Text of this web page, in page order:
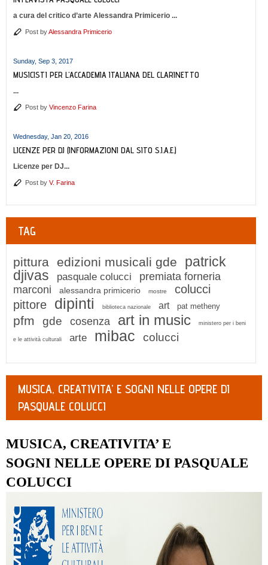
a cura del critico d’arte Alessandra Primicerio ...
Post byAlessandra Primicerio
Sunday, Sep 3, 2017
MUSICISTI PER L'ACCADEMIA ITALIANA DEL CLARINETTO
...
Post by Vincenzo Farina
Wednesday, Jan 20, 2016
LICENZE PER DJ (INFORMAZIONI DAL SITO S.I.A.E.)
Licenze per DJ...
Post by V. Farina
TAG
pittura edizioni musicali gde
patrick
djivas
pasquale colucci
premiata forneria
marconi
alessandra primicerio mostre
colucci
pittore
dipinti biblioteca nazionale art pat metheny
pfm gde cosenza art in music ministero per i beni
e le attività culturali arte mibac colucci
MUSICA, CREATIVITA’ E SOGNI NELLE OPERE DI
PASQUALE COLUCCI
MUSICA, CREATIVITA’ E
SOGNI NELLE OPERE DI PASQUALE
COLUCCI